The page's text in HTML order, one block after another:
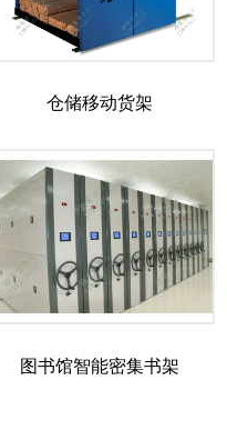
仓储移动货架
图书馆智能密集书架